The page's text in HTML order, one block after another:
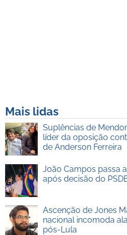
Mais lidas
Suplências de
líder da oposição
de Anderson Ferreira
João Campos passa
após decisão do
Ascenção de Jones
nacional incomoda
pós-Lula